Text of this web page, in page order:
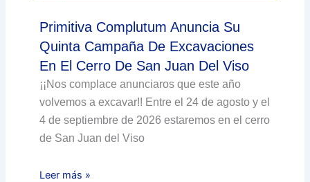
Primitiva Complutum Anuncia Su
Quinta Campaña De Excavaciones
En El Cerro De San Juan Del Viso
¡¡Nos complace anunciaros que este año
volvemos a excavar!! Entre el 24 de agosto y el
4 de septiembre de 2026 estaremos en el cerro
de San Juan del Viso
Leer más »